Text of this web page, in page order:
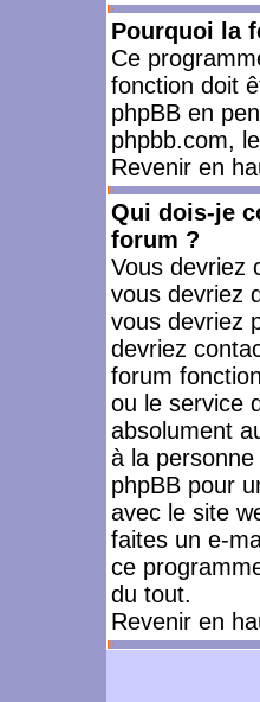
Pourquoi la
Ce
fonction doit
phpBB en
phpbb.com,
Revenir en
Qui dois-je
forum ?
Vous devriez
vous devriez
vous devriez
devriez
forum
ou le service
absolument
à la
phpBB pour
avec le site
faites un e-
ce
du tout.
Revenir en